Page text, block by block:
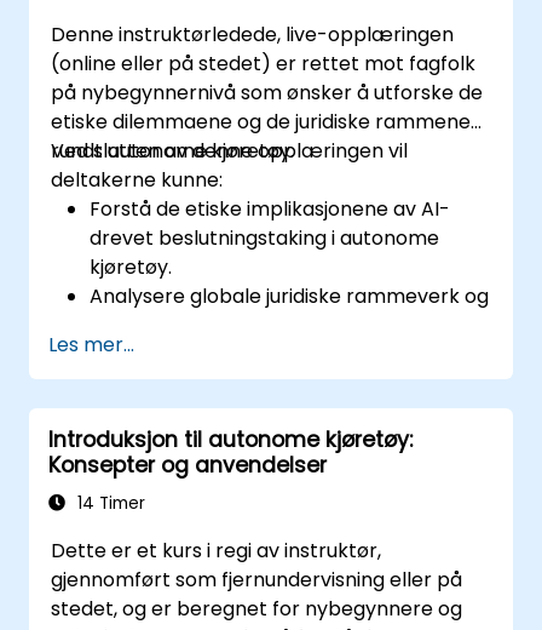
Denne instruktørledede, live-opplæringen
(online eller på stedet) er rettet mot fagfolk
på nybegynnernivå som ønsker å utforske de
etiske dilemmaene og de juridiske rammene
rundt autonome kjøretøy.
Ved slutten av denne opplæringen vil
deltakerne kunne:
Forstå de etiske implikasjonene av AI-
drevet beslutningstaking i autonome
kjøretøy.
Analysere globale juridiske rammeverk og
biler.
Undersøke ansvar og ansvarlighet ved
autonome kjøretøyulykker.
Evaluere balansen mellom innovasjon og
offentlig sikkerhet i lover om autonom
kjøring.
som involverer etiske dilemmaer og
juridiske tvister.
Les mer...
Introduksjon til autonome kjøretøy:
Konsepter og anvendelser
14 Timer
Dette er et kurs i regi av instruktør,
gjennomført som fjernundervisning eller på
stedet, og er beregnet for nybegynnere og